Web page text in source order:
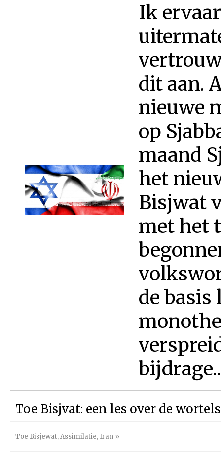
Ik
dit aan.
nieuwe
op
maand
het
Bisjwat
met het
de basis
Toe Bisjvat: een les over de wortels
Toe Bisjewat,Assimilatie, Iran »